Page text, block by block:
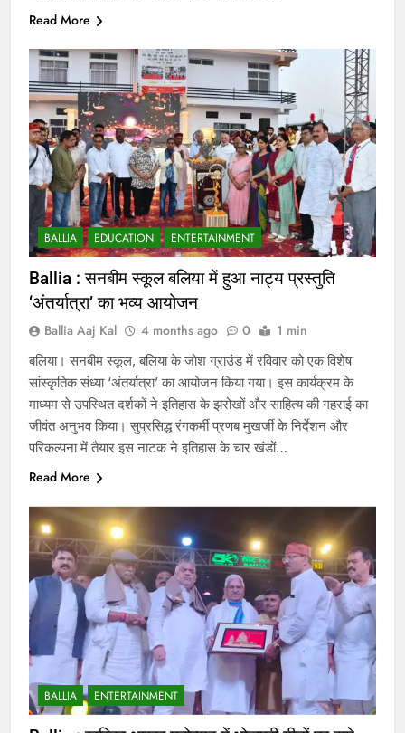
Read More
BALLIA EDUCATION ENTERTAINMENT
Ballia : सनबीम स्कूल बलिया में हुआ नाट्य प्रस्तुति
‘अंतर्यात्रा’ का भव्य आयोजन
Ballia Aaj Kal 4 months ago 0 1 min
बलिया। सनबीम स्कूल, बलिया के जोश ग्राउंड में रविवार को एक विशेष
सांस्कृतिक संध्या ‘अंतर्यात्रा’ का आयोजन किया गया। इस कार्यक्रम के
माध्यम से उपस्थित दर्शकों ने इतिहास के झरोखों और साहित्य की गहराई का
जीवंत अनुभव किया। सुप्रसिद्ध रंगकर्मी प्रणब मुखर्जी के निर्देशन और
परिकल्पना में तैयार इस नाटक ने इतिहास के चार खंडों…
Read More
BALLIA ENTERTAINMENT